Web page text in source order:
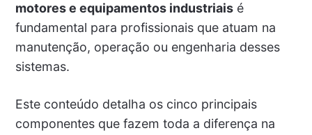
motores e equipamentos industriaisé
fundamental para profissionais que atuam na
manutenção, operação ou engenharia desses
sistemas.
Este conteúdo detalha os cinco principais
componentes que fazem toda a diferença na